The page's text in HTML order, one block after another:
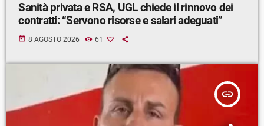
Sanità privata e RSA, UGL chiede il rinnovo dei
contratti: “Servono risorse e salari adeguati”
today 8 AGOSTO 2026 61
insert_link